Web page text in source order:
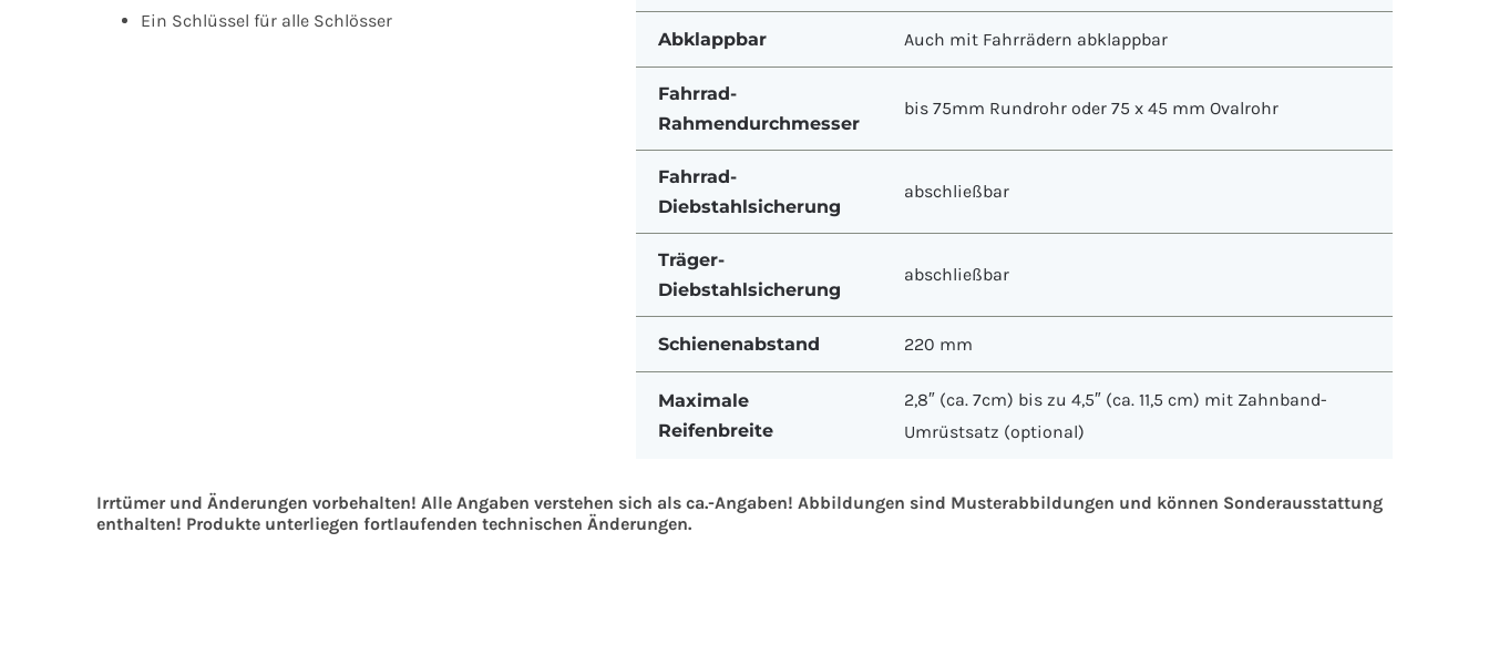
Ein Schlüssel für alle Schlösser
Abklappbar Auch mit Fahrrädern abklappbar
Fahrrad-
Rahmendurchmesser
bis 75mm Rundrohr oder 75 x 45 mm Ovalrohr
Fahrrad-
Diebstahlsicherung
abschließbar
Träger-
Diebstahlsicherung
abschließbar
Schienenabstand 220 mm
Maximale
Reifenbreite
2,8″ (ca. 7cm) bis zu 4,5″ (ca. 11,5 cm) mit Zahnband-
Umrüstsatz (optional)
Irrtümer und Änderungen vorbehalten! Alle Angaben verstehen sich als ca.-Angaben! Abbildungen sind Musterabbildungen und können Sonderausstattung
enthalten! Produkte unterliegen fortlaufenden technischen Änderungen.